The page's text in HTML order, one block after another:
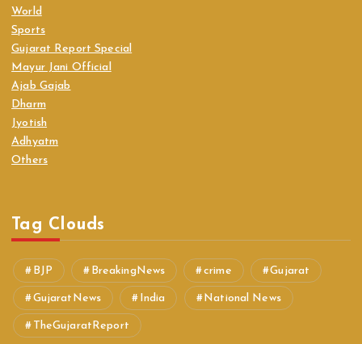
World
Sports
Gujarat Report Special
Mayur Jani Official
Ajab Gajab
Dharm
Jyotish
Adhyatm
Others
Tag Clouds
BJP BreakingNews crime Gujarat
GujaratNews India National News
TheGujaratReport